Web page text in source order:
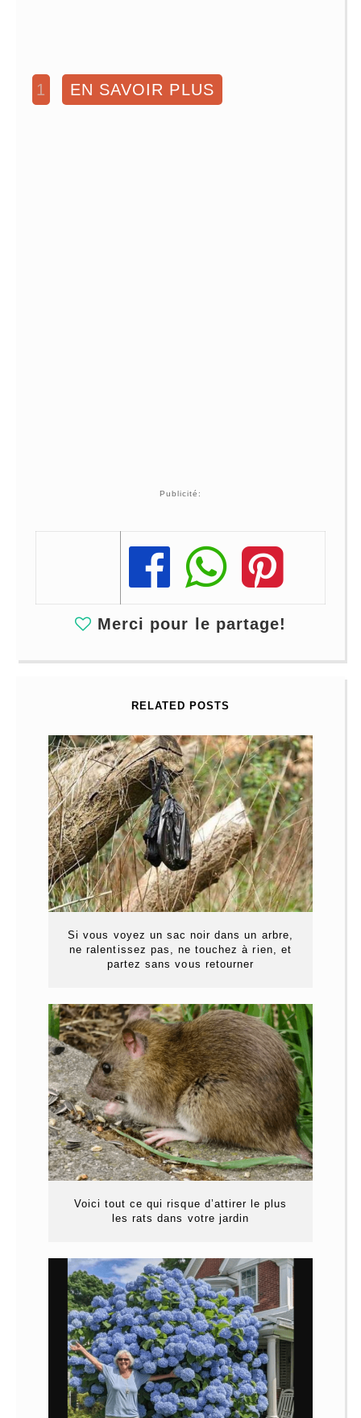
1 EN SAVOIR PLUS
Publicité:
Share
Share
Share
Merci pour le partage!
RELATED POSTS
Si vous voyez un sac noir dans un arbre,
ne ralentissez pas, ne touchez à rien, et
partez sans vous retourner
Voici tout ce qui risque d’attirer le plus
les rats dans votre jardin